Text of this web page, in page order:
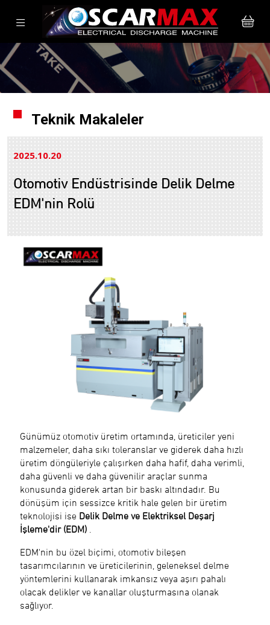
Teknik Makaleler
2025.1020
Otomotiv Endüstrisinde Delik Delme
EDM'nin Rolü
Günümüz otomotiv üretim ortamında, üreticiler yeni
malzemeler, daha sıkı toleranslar ve giderek daha hızlı
üretim döngüleriyle çalışırken daha hafif, daha verimli,
daha güvenli ve daha güvenilir araçlar sunma
konusunda giderek artan bir baskı altındadır. Bu
dönüşüm için sessizce kritik hale gelen bir üretim
teknolojisi ise Delik Delme ve Elektriksel Deşarj
İşleme'dir (EDM)
EDM'nin bu özel biçimi, otomotiv bileşen
tasarımcılarının ve üreticilerinin, geleneksel delme
yöntemlerini kullanarak imkansız veya aşırı pahalı
olacak delikler ve kanallar oluşturmasına olanak
sağlıyor.